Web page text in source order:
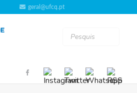
geral@ufcq.pt